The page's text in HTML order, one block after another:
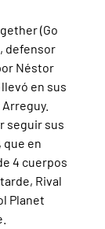
(Go
defensor
Néstor
en sus
seguir sus
que en
4 cuerpos
Rival
Planet